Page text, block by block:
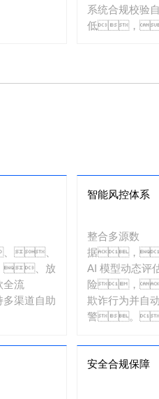
系统合规校验
低，
、
、放
流
渠道自助
。
智能风控体系
整合多源数
据，
AI 模型动态评
险，
欺诈行为并自
警。
安全合规保障